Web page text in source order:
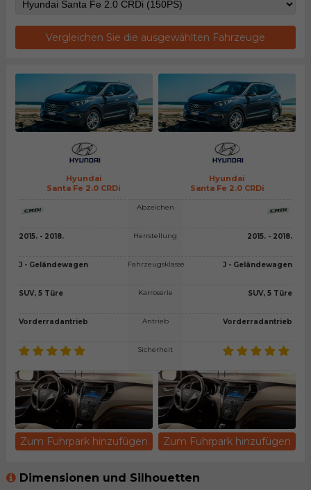
Vergleichen Sie die ausgewählten Fahrzeuge
Hyundai
Santa Fe 2.0 CRDi
Hyundai
Santa Fe 2.0 CRDi
2015. - 2018.
J - Geländewagen
SUV, 5 Türe
Vorderradantrieb
Abzeichen
Herrstellung
Fahrzeugsklasse
Karroserie
Antrieb
Sicherheit
2015. - 2018.
J - Geländewagen
SUV, 5 Türe
Vorderradantrieb
Zum Fuhrpark hinzufügen Zum Fuhrpark hinzufügen
Dimensionen und Silhouetten